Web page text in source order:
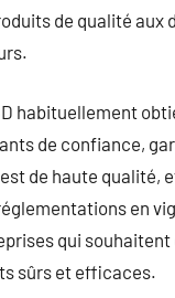
de qualité aux
habituellement
de confiance,
est de haute qualité,
en
qui
sûrs et efficaces.